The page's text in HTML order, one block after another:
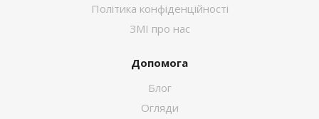
Політика конфіденційності
ЗМІ про нас
Допомога
Блог
Огляди